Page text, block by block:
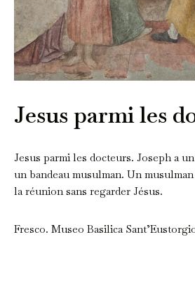
Jesus parmi les
Jesus parmi les docteurs. Joseph a
un bandeau musulman. Un
la réunion sans regarder Jésus.
Fresco. Museo Basilica